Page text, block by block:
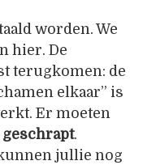
worden. We
hier. De
terugkomen: de
elkaar” is
Er moeten
geschrapt.
jullie nog